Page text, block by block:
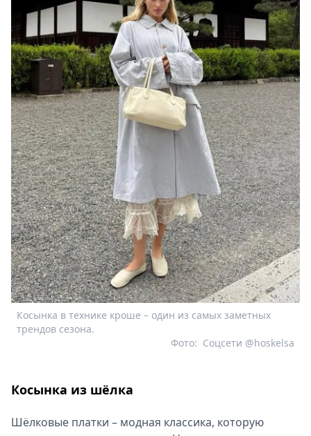
Косынка в технике кроше – один из самых заметных
трендов сезона.
Соцсети @hoskelsa
Фото:
Косынка из шёлка
Шёлковые платки – модная классика, которую